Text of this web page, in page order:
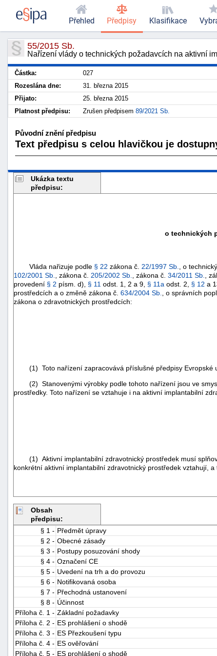
55/2015 Sb.
Nařízení vlády o technických požadavcích na aktivní
Částka: 027
Rozeslána dne:
31. března 2015
Přijato:
25. března 2015
Platnost předpisu:
Zrušen předpisem 89/2021 Sb.
Původní znění předpisu
Text předpisu s celou hlavičkou je
Ukázka textu
předpisu:
o technických
Vláda nařizuje podle § 22 zákona č. 22/1997 Sb. , o
102/2001 Sb.
, zákona č. 205/2002 Sb. , zákona č. 34/2011 Sb. ,
provedení § 2 písm. d), § 11 odst. 1, 2 a 9, § 11a odst. 2, § 12 a
prostředcích a o změně zákona č. 634/2004 Sb. , o správních
zákona o zdravotnických prostředcích:
(1) Toto nařízení zapracovává příslušné předpisy Evropské
(2) Stanovenými výrobky podle tohoto nařízení jsou ve
prostředky. Toto nařízení se vztahuje i na aktivní implantabilní
(1) Aktivní implantabilní zdravotnický prostředek musí
konkrétní aktivní implantabilní zdravotnický prostředek vztahují,
Obsah
předpisu:
§ 1 - Předmět úpravy
§ 2 - Obecné zásady
§ 3 - Postupy posuzování shody
§ 4 - Označení CE
§ 5 - Uvedení na trh a do provozu
§ 6 - Notifikovaná osoba
§ 7 - Přechodná ustanovení
§ 8 - Účinnost
Příloha č. 1 - Základní požadavky
Příloha č. 2 - ES prohlášení o shodě
Příloha č. 3 - ES Přezkoušení typu
Příloha č. 4 - ES ověřování
Příloha č. 5 - ES prohlášení o shodě
Přehled Předpisy Klasifikace